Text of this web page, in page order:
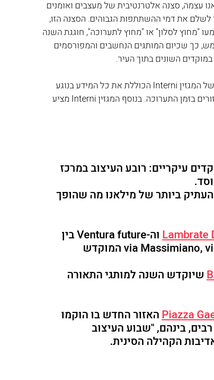
עצמה, סצנה אלטרנטיבית של מעצבים ואומנים
לשלם את דמי ההשתתפות הגבוהים. הסצנה הזו,
"מחוץ לסלון" או "מחוץ לתערוכה", חוגגת השנה
כך שכיום המותגים הנחשבים והמפורסמים
השונים בתוך העיר.
מיד עם הגעתכם לעיר מומלץ להוריד את האפליקציה של המגזין Interni הכוללת את כל המידע בנוגע
לתערוכות, האירועים וכן את מפת העיר המחולקת לאזורים בזמן התערוכה. בנוסף המגזין Interni מציע
עיקריים: רובע העיצוב במרכז
ביותר של מילאנו מה שהופך
Lambrate
וה-Ventura future בין
המוקדש
שיוקדש השנה למותגי התאורה
Piazza האזור החדש בו הוקמו
בינהם, "שבוע העיצוב